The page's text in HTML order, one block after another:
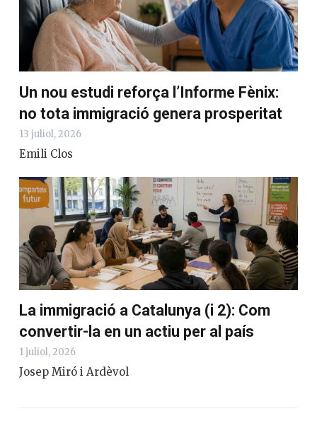
Un nou estudi reforça l’Informe Fènix:
no tota immigració genera prosperitat
13 juliol, 2026
Emili Clos
La immigració a Catalunya (i 2): Com
convertir-la en un actiu per al país
1 juliol, 2026
Josep Miró i Ardèvol